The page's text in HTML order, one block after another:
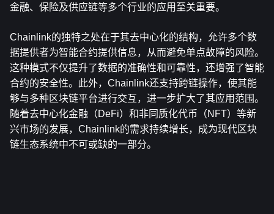
金融、保险及供应链等多个行业的应用至关重要。
Chainlink的独特之处在于其去中心化的结构，允许多个数
据提供者为智能合约提供信息，从而避免单点故障的风险。
这种模式不仅提升了数据的准确性和可靠性，还增强了智能
合约的安全性。此外，Chainlink还支持跨链操作，使其能
够与多种区块链平台进行交互，进一步扩大了其应用范围。
随着去中心化金融（DeFi）和非同质化代币（NFT）等新
兴市场的发展，Chainlink的需求持续增长，成为现代区块
链生态系统中不可或缺的一部分。